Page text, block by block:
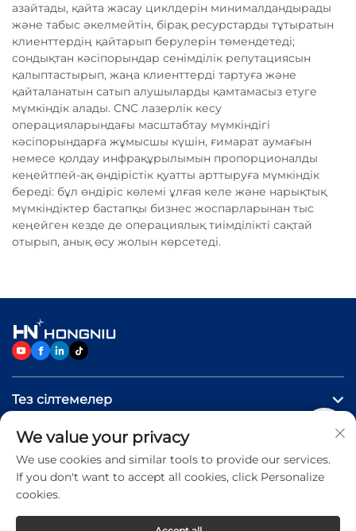
азайтады, қайта жасау циклдерін минималдандырады
және табыс әкелмейтін, бірақ ресурстарды тұтыратын
клиенттердің қайтарып берулерін төмендетеді;
сондықтан кәсіпорындар сенімділік репутациясын
қалыптастырып, жаңа клиенттерді тартуға және
қайталанатын сатып алушыларды қамтамасыз етуге
мүмкіндік алады. CNC лазерлік кесу
операцияларындағы масштабтау мүмкіндігі
кәсіпорындарға жұмысшы күшін, ғимарат аумағын
немесе қолдау инфрақұрылымын пропорционалды
кеңейтпей-ақ өндірістік қуатты арттыруға мүмкіндік
береді: бұл өндіріс көлемі ұлғая келе және нарықтық
мүмкіндіктер бастапқы бизнес жоспарларынан тыс
кеңейген кезде де операциялық тиімділікті сақтай
отырып, анық өсу жолын көрсетеді.
Тез сілтемелер
Өнімдер
Бізге хабарласыңыз
We value your privacy
We use cookies and similar tools to provide our services.
If you don't want to accept all cookies, click Personalize
cookies.